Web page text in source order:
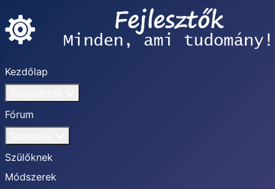
Kezdőlap
Fórum
Szülőknek
Módszerek